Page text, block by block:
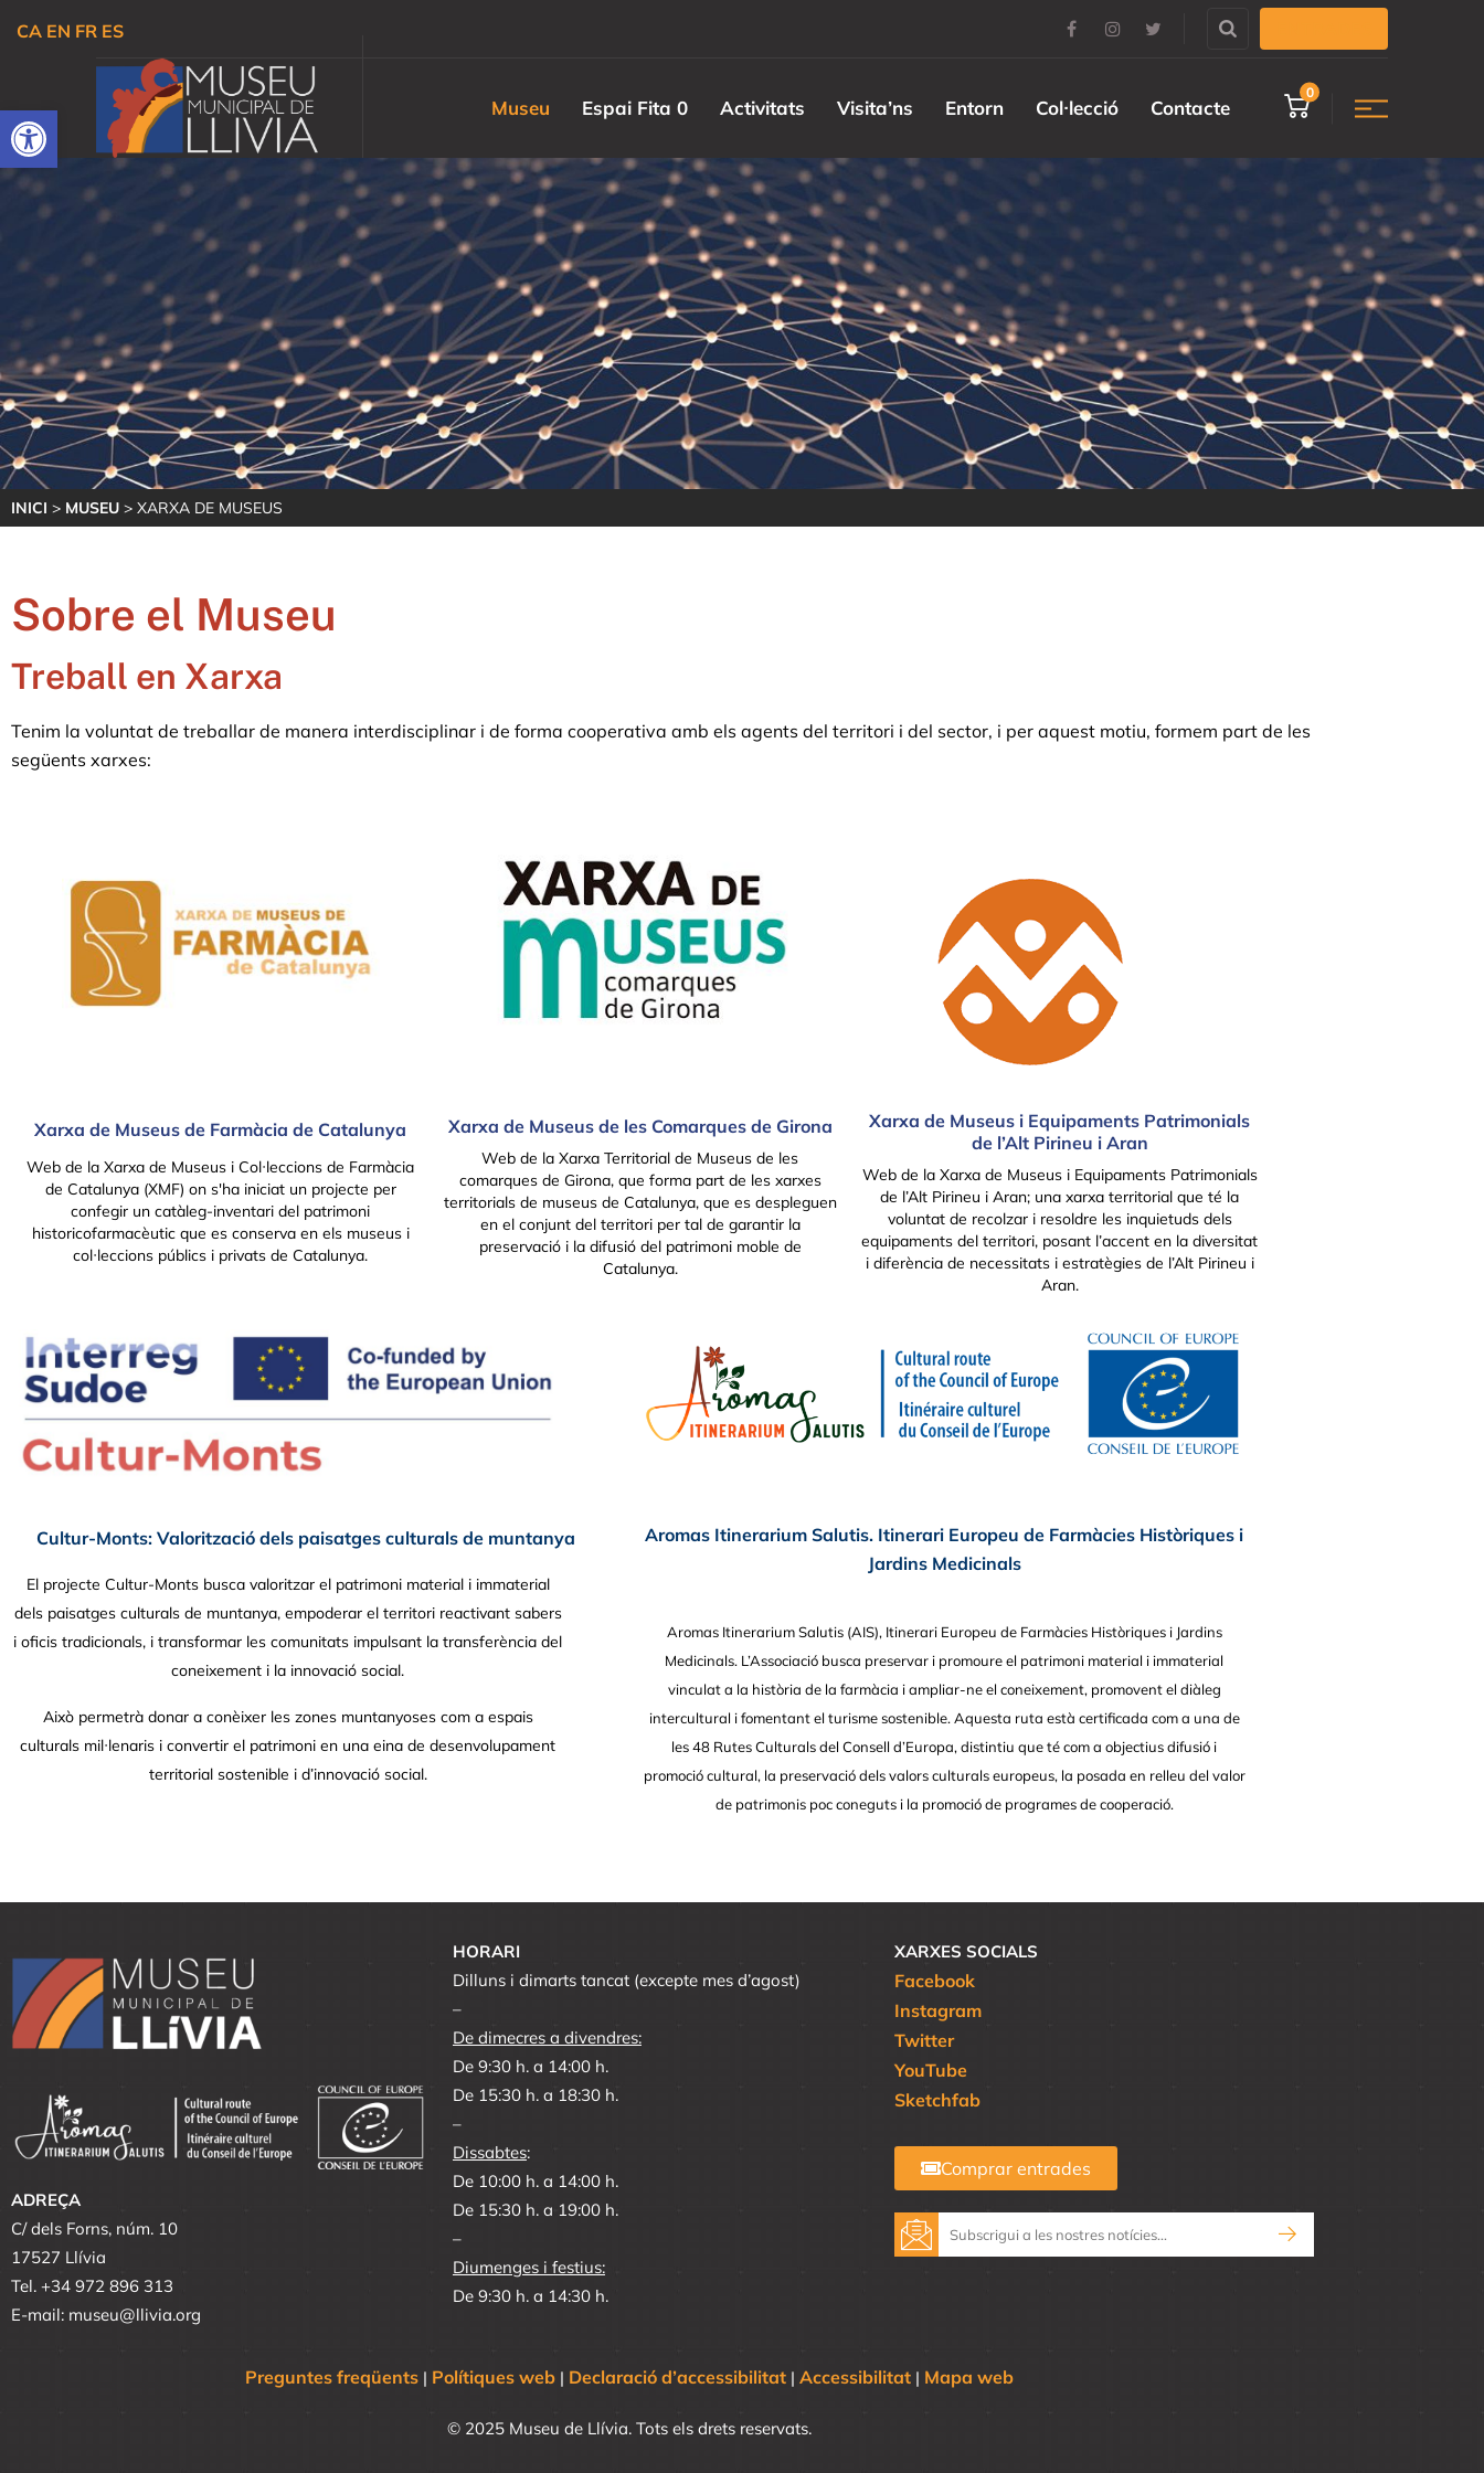
Obre la barra d'eines Museu Espai Fita 0 Activitats Visita’ns Entorn Col·lecció Contacte
0
INICI > MUSEU > XARXA DE MUSEUS
Sobre el Museu
Treball en Xarxa
Tenim la voluntat de treballar de manera interdisciplinar i de forma cooperativa amb els agents del territori i del sector, i per aquest motiu, formem part de les
següents xarxes:
Xarxa de Museus de Farmàcia de Catalunya
Web de la Xarxa de Museus i Col·leccions de Farmàcia
de Catalunya (XMF) on s'ha iniciat un projecte per
confegir un catàleg-inventari del patrimoni
historicofarmacèutic que es conserva en els museus i
col·leccions públics i privats de Catalunya.
Xarxa de Museus de les Comarques de Girona
Web de la Xarxa Territorial de Museus de les
comarques de Girona, que forma part de les xarxes
territorials de museus de Catalunya, que es despleguen
en el conjunt del territori per tal de garantir la
preservació i la difusió del patrimoni moble de
Catalunya.
Xarxa de Museus i Equipaments Patrimonials
de l’Alt Pirineu i Aran
Web de la Xarxa de Museus i Equipaments Patrimonials
de l’Alt Pirineu i Aran; una xarxa territorial que té la
voluntat de recolzar i resoldre les inquietuds dels
equipaments del territori, posant l’accent en la diversitat
i diferència de necessitats i estratègies de l’Alt Pirineu i
Aran.
Cultur-Monts: Valorització dels paisatges culturals de muntanya
El projecte Cultur-Monts busca valoritzar el patrimoni material i immaterial
dels paisatges culturals de muntanya, empoderar el territori reactivant sabers
i oficis tradicionals, i transformar les comunitats impulsant la transferència del
coneixement i la innovació social.
Això permetrà donar a conèixer les zones muntanyoses com a espais
culturals mil·lenaris i convertir el patrimoni en una eina de desenvolupament
territorial sostenible i d’innovació social.
Aromas Itinerarium Salutis. Itinerari Europeu de Farmàcies Històriques i
Jardins Medicinals
Aromas Itinerarium Salutis (AIS), Itinerari Europeu de Farmàcies Històriques i Jardins
Medicinals. L’Associació busca preservar i promoure el patrimoni material i immaterial
vinculat a la història de la farmàcia i ampliar-ne el coneixement, promovent el diàleg
intercultural i fomentant el turisme sostenible. Aquesta ruta està certificada com a una de
les 48 Rutes Culturals del Consell d’Europa, distintiu que té com a objectius difusió i
promoció cultural, la preservació dels valors culturals europeus, la posada en relleu del valor
de patrimonis poc coneguts i la promoció de programes de cooperació.
ADREÇA
C/ dels Forns, núm. 10
17527 Llívia
Tel. +34 972 896 313
E-mail: museu@llivia.org
HORARI
Dilluns i dimarts tancat (excepte mes d’agost)
–
De dimecres a divendres:
De 9:30 h. a 14:00 h.
De 15:30 h. a 18:30 h.
–
Dissabtes:
De 10:00 h. a 14:00 h.
De 15:30 h. a 19:00 h.
–
Diumenges i festius:
De 9:30 h. a 14:30 h.
XARXES SOCIALS
Facebook
Instagram
Twitter
YouTube
Sketchfab
Comprar entrades
Preguntes freqüents | Polítiques web | Declaració d’accessibilitat | Accessibilitat | Mapa web
© 2025 Museu de Llívia. Tots els drets reservats.
CA EN FR ES